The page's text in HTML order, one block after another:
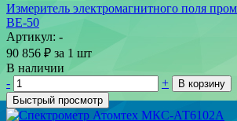
Измеритель электромагнитного поля
ВЕ-50
Артикул: -
90 856 ₽ за 1 шт
В наличии
-
+
В корзину
Быстрый просмотр